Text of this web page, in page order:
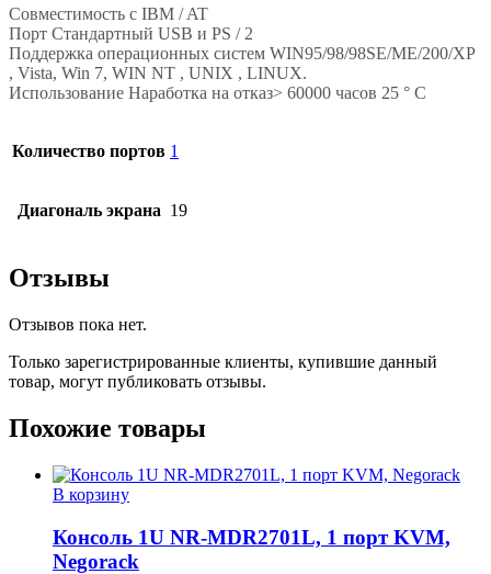
Совместимость с IBM / AT
Порт Стандартный USB и PS / 2
Поддержка операционных систем WIN95/98/98SE/ME/200/XP
, Vista, Win 7, WIN NT , UNIX , LINUX.
Использование Наработка на отказ> 60000 часов 25 ° C
Количество портов 1
Диагональ экрана 19
Отзывы
Отзывов пока нет.
Только зарегистрированные клиенты, купившие данный
товар, могут публиковать отзывы.
Похожие товары
В корзину
Консоль 1U NR-MDR2701L, 1 порт KVM,
Negorack